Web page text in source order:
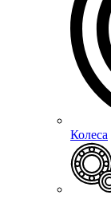
Колеса